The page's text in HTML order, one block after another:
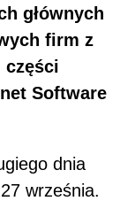
głównych
firm z
części
Software
dnia
września.